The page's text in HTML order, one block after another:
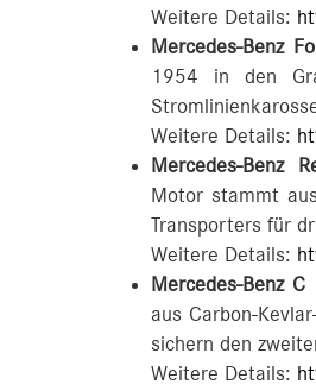
Weitere Details:
Mercedes-Benz
1954 in den
Weitere Details:
Mercedes-Benz
Motor stammt
Transporters für
Weitere Details:
Mercedes-Benz
aus Carbon-
sichern den
Weitere Details: